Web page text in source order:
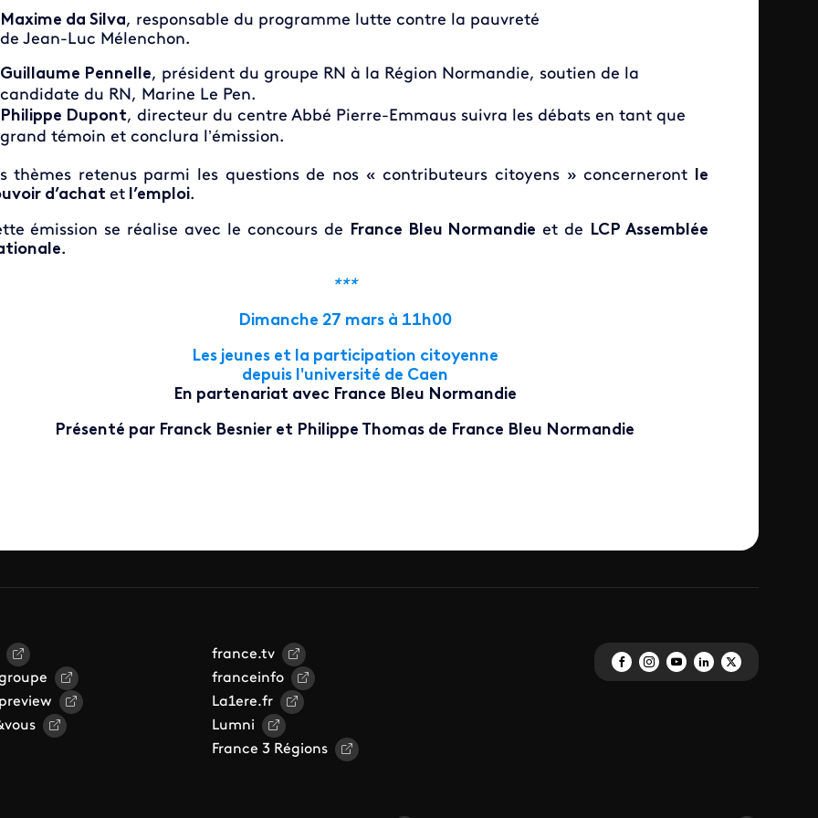
Maxime da Silva, responsable du programme lutte contre la pauvreté
de Jean-Luc Mélenchon.
Guillaume Pennelle, président du groupe RN à la Région Normandie, soutien de la
candidate du RN, Marine Le Pen.
Philippe Dupont, directeur du centre Abbé Pierre-Emmaus suivra les débats en tant que
grand témoin et conclura l’émission.
thèmes retenus parmi les questions de nos « contributeurs citoyens » concerneront le
d’achat etl’emploi.
émission se réalise avec le concours de France Bleu Normandie et de LCP Assemblée
.
***
Dimanche 27 mars à 11h00
Les jeunes et la participation citoyenne
depuis l'université de Caen
En partenariat avec France Bleu Normandie
Présenté par Franck Besnier et Philippe Thomas de France Bleu Normandie
france.tv
franceinfo
La1ere.fr
Lumni
France 3 Régions